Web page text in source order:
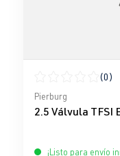
Calificación
(0)
Pierburg
2.5 Válvula TFSI
¡Listo para envío